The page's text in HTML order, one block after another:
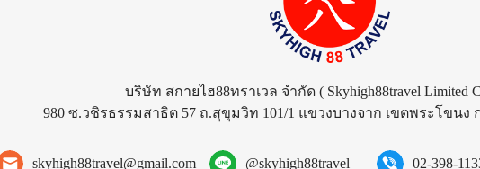
บริษัท สกายไฮ88ทราเวล จำกัด ( Skyhigh88travel Limited
980 ซ.วชิรธรรมสาธิต 57 ถ.สุขุมวิท 101/1 แขวงบางจาก เขตพระโขนง
skyhigh88travel@gmail.com @skyhigh88travel 02-398-